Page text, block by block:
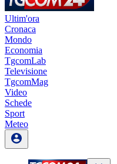
Ultim'ora
Cronaca
Mondo
Economia
TgcomLab
Televisione
TgcomMag
Video
Schede
Sport
Meteo